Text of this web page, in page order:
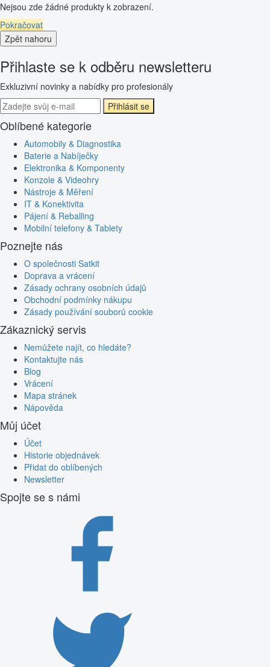
Nejsou zde žádné produkty k zobrazení.
Pokračovat
Zpět nahoru
Přihlaste se k odběru newsletteru
Exkluzivní novinky a nabídky pro profesionály
Přihlásit se
Oblíbené kategorie
Automobily & Diagnostika
Baterie a Nabíječky
Elektronika & Komponenty
Konzole & Videohry
Nástroje & Měření
IT & Konektivita
Pájení & Reballing
Mobilní telefony & Tablety
Poznejte nás
O společnosti Satkit
Doprava a vrácení
Zásady ochrany osobních údajů
Obchodní podmínky nákupu
Zásady používání souborů cookie
Zákaznický servis
Nemůžete najít, co hledáte?
Kontaktujte nás
Blog
Vrácení
Mapa stránek
Nápověda
Můj účet
Účet
Historie objednávek
Přidat do oblíbených
Newsletter
Spojte se s námi